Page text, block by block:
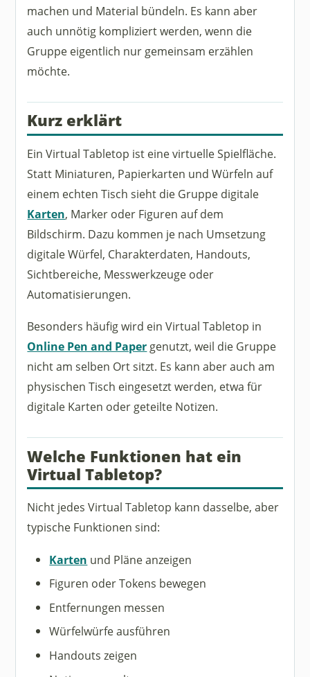
machen und Material bündeln. Es kann aber
auch unnötig kompliziert werden, wenn die
Gruppe eigentlich nur gemeinsam erzählen
möchte.
Kurz erklärt
Ein Virtual Tabletop ist eine virtuelle Spielfläche.
Statt Miniaturen, Papierkarten und Würfeln auf
einem echten Tisch sieht die Gruppe digitale
Karten, Marker oder Figuren auf dem
Bildschirm. Dazu kommen je nach Umsetzung
digitale Würfel, Charakterdaten, Handouts,
Sichtbereiche, Messwerkzeuge oder
Automatisierungen.
Besonders häufig wird ein Virtual Tabletop in
Online Pen and Paper genutzt, weil die Gruppe
nicht am selben Ort sitzt. Es kann aber auch am
physischen Tisch eingesetzt werden, etwa für
digitale Karten oder geteilte Notizen.
Welche Funktionen hat ein
Virtual Tabletop?
Nicht jedes Virtual Tabletop kann dasselbe, aber
typische Funktionen sind:
Karten und Pläne anzeigen
Figuren oder Tokens bewegen
Entfernungen messen
Würfelwürfe ausführen
Handouts zeigen